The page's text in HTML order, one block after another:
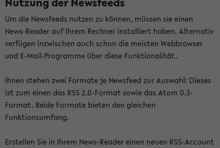
Um die Newsfeeds nutzen zu können, müssen sie einen
News-Reader auf Ihrem Rechner installiert haben. Alternativ
verfügen inzwischen auch schon die meisten Webbrowser
und E-Mail-Programme über diese Funktionalität.
Ihnen stehen zwei Formate je Newsfeed zur Auswahl: Dieses
ist zum einen das RSS 2.0-Format sowie das Atom 0.3-
Format. Beide Formate bieten den gleichen
Funktionsumfang.
Erstellen Sie in Ihrem News-Reader einen neuen RSS-Account